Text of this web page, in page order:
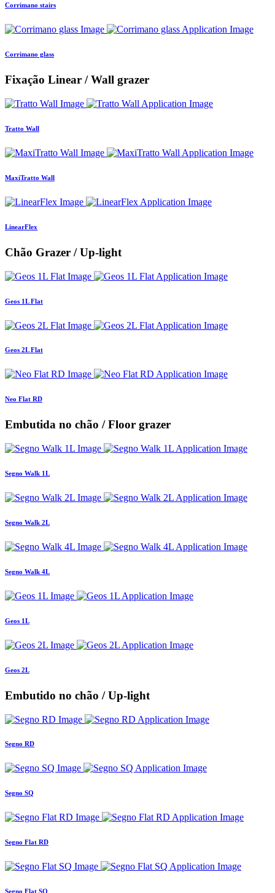
Corrimano stairs
Corrimano glass
Fixação Linear / Wall grazer
Tratto Wall
MaxiTratto Wall
LinearFlex
Chão Grazer / Up-light
Geos 1L Flat
Geos 2L Flat
Neo Flat RD
Embutida no chão / Floor grazer
Segno Walk 1L
Segno Walk 2L
Segno Walk 4L
Geos 1L
Geos 2L
Embutido no chão / Up-light
Segno RD
Segno SQ
Segno Flat RD
Segno Flat SQ